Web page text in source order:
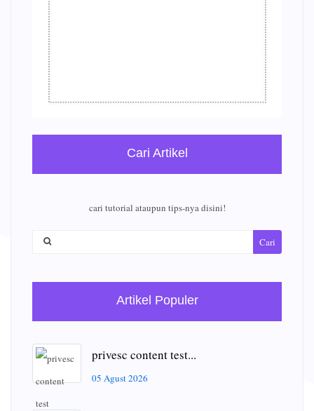
Cari Artikel
cari tutorial ataupun tips-nya disini!
Cari
Artikel Populer
privesc content test...
05 Agust 2026